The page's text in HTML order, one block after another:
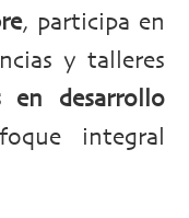
, participa en
y talleres
en desarrollo
integral